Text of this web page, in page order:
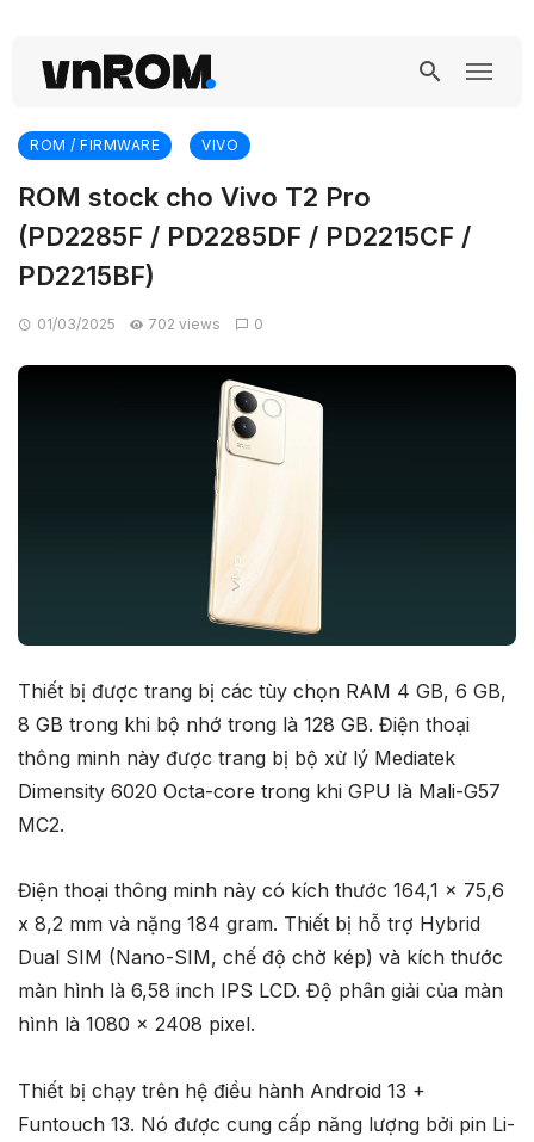
ROM / FIRMWARE VIVO
ROM stock cho Vivo T2 Pro
(PD2285F / PD2285DF / PD2215CF /
PD2215BF)
01/03/2025 702 views 0
Thiết bị được trang bị các tùy chọn RAM 4 GB, 6 GB,
8 GB trong khi bộ nhớ trong là 128 GB. Điện thoại
thông minh này được trang bị bộ xử lý Mediatek
Dimensity 6020 Octa-core trong khi GPU là Mali-G57
MC2.
Điện thoại thông minh này có kích thước 164,1 x 75,6
x 8,2 mm và nặng 184 gram. Thiết bị hỗ trợ Hybrid
Dual SIM (Nano-SIM, chế độ chờ kép) và kích thước
màn hình là 6,58 inch IPS LCD. Độ phân giải của màn
hình là 1080 x 2408 pixel.
Thiết bị chạy trên hệ điều hành Android 13 +
Funtouch 13. Nó được cung cấp năng lượng bởi pin Li-